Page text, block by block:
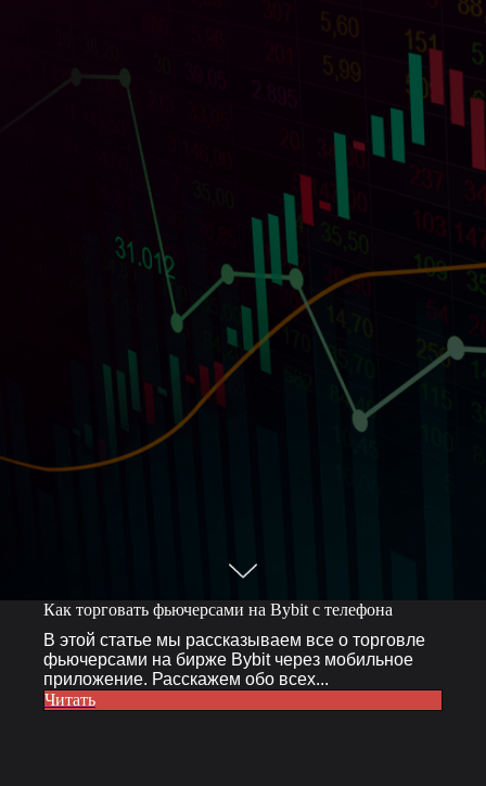
Как торговать фьючерсами на Bybit с телефона
В этой статье мы рассказываем все о торговле
фьючерсами на бирже Bybit через мобильное
приложение. Расскажем обо всех...
Читать